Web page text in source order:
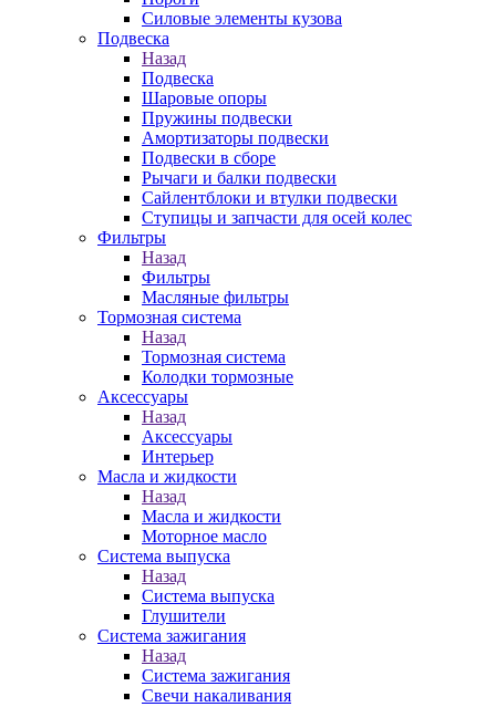
Силовые элементы кузова
Подвеска
Назад
Подвеска
Шаровые опоры
Пружины подвески
Амортизаторы подвески
Подвески в сборе
Рычаги и балки подвески
Сайлентблоки и втулки подвески
Ступицы и запчасти для осей колес
Фильтры
Назад
Фильтры
Масляные фильтры
Тормозная система
Назад
Тормозная система
Колодки тормозные
Аксессуары
Назад
Аксессуары
Интерьер
Масла и жидкости
Назад
Масла и жидкости
Моторное масло
Система выпуска
Назад
Система выпуска
Глушители
Система зажигания
Назад
Система зажигания
Свечи накаливания